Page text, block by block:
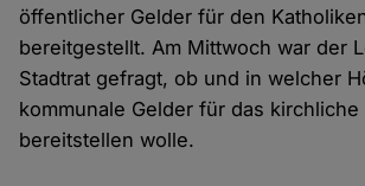
öffentlicher Gelder für den
bereitgestellt. Am Mittwoch war der
Stadtrat gefragt, ob und in welcher
kommunale Gelder für das kirchliche
bereitstellen wolle.